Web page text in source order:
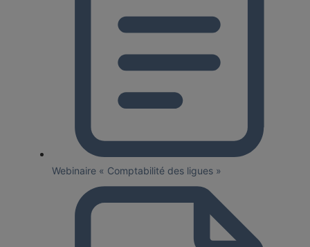
Webinaire « Comptabilité des ligues »